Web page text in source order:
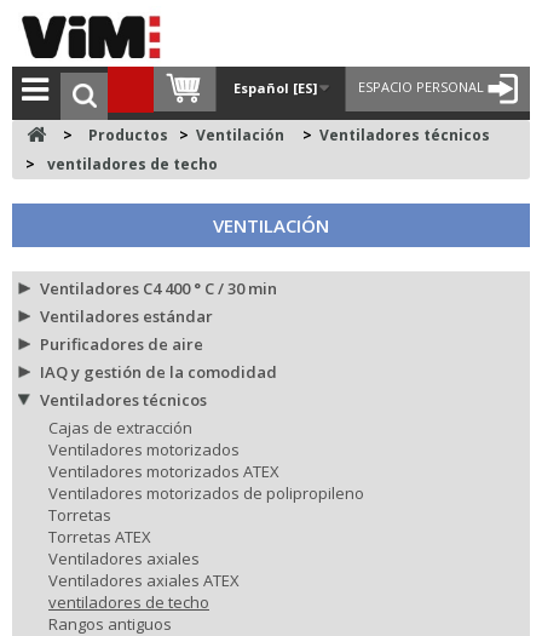
ESPACIO PERSONAL
Español [ES]
> Productos > Ventilación > Ventiladores técnicos
>
ventiladores de techo
VENTILACIÓN
Ventiladores C4 400 ° C / 30 min
Ventiladores estándar
Purificadores de aire
IAQ y gestión de la comodidad
Ventiladores técnicos
Cajas de extracción
Ventiladores motorizados
Ventiladores motorizados ATEX
Ventiladores motorizados de polipropileno
Torretas
Torretas ATEX
Ventiladores axiales
Ventiladores axiales ATEX
ventiladores de techo
Rangos antiguos